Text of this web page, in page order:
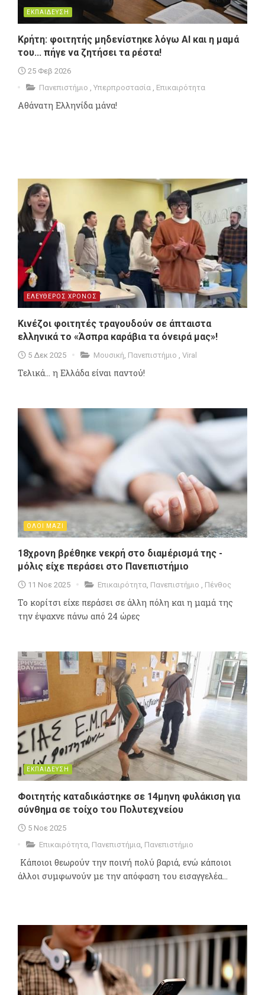
ΕΚΠΑΙΔΕΥΣΗ
Κρήτη: φοιτητής μηδενίστηκε λόγω ΑΙ και η μαμά
του... πήγε να ζητήσει τα ρέστα!
25 Φεβ 2026
Πανεπιστήμιο
Υπερπροστασία Επικαιρότητα
Αθάνατη Ελληνίδα μάνα!
ΕΛΕΥΘΕΡΟΣ ΧΡΟΝΟΣ
Κινέζοι φοιτητές τραγουδούν σε άπταιστα
ελληνικά το «Άσπρα καράβια τα όνειρά μας»!
5 Δεκ 2025 Μουσική Πανεπιστήμιο Viral
Τελικά... η Ελλάδα είναι παντού!
ΟΛΟΙ ΜΑΖΙ
18χρονη βρέθηκε νεκρή στο διαμέρισμά της -
μόλις είχε περάσει στο Πανεπιστήμιο
11 Νοε 2025 Επικαιρότητα, Πανεπιστήμιο , Πένθος
To κορίτσι είχε περάσει σε άλλη πόλη και η μαμά της
την έψαχνε πάνω από 24 ώρες
ΕΚΠΑΙΔΕΥΣΗ
Φοιτητής καταδικάστηκε σε 14μηνη φυλάκιση για
σύνθημα σε τοίχο του Πολυτεχνείου
5 Νοε 2025
Επικαιρότητα, Πανεπιστήμια, Πανεπιστήμιο
Κάποιοι θεωρούν την ποινή πολύ βαριά, ενώ κάποιοι
άλλοι συμφωνούν με την απόφαση του εισαγγελέα...